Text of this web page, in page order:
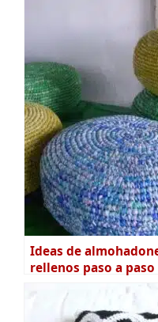
Ideas de
rellenos paso a paso